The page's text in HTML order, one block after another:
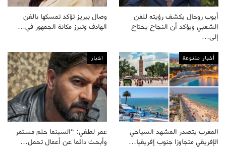
أيوب روحال يكشف رؤيته للفن
الشعبي ويؤكد أن النجاح يحتاج
إلى…
وصال بيريز تؤكد تمسكها بالفن
الهادف وتبرز مكانة الجمهور في…
أخبار متنوعة
المغرب يتصدر المشهد السياحي
الإفريقي متجاوزا جنوب إفريقيا…
اخبار
عمر لطفي: “السينما حلم مستمر
وأبحث دائما عن أعمال تحمل…